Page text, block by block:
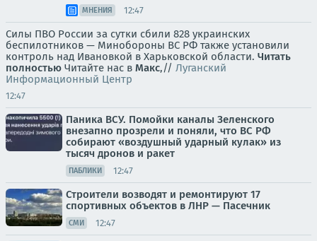
МНЕНИЯ 12:47
Силы ПВО России за сутки сбили 828 украинских
беспилотников — Минобороны ВС РФ также установили
контроль над Ивановкой в Харьковской области. Читать
полностью Читайте нас в Макс,// Луганский
Информационный Центр
12:47
Паника ВСУ. Помойки каналы Зеленского
внезапно прозрели и поняли, что ВС РФ
собирают «воздушный ударный кулак» из
тысяч дронов и ракет
ПАБЛИКИ 12:47
Строители возводят и ремонтируют 17
спортивных объектов в ЛНР — Пасечник
СМИ 12:47